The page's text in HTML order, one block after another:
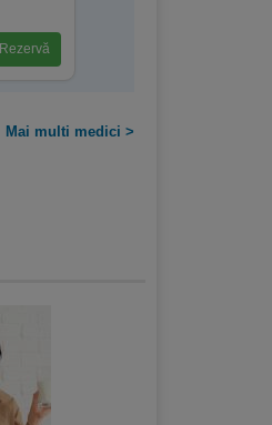
Rezervă
Mai multi medici >